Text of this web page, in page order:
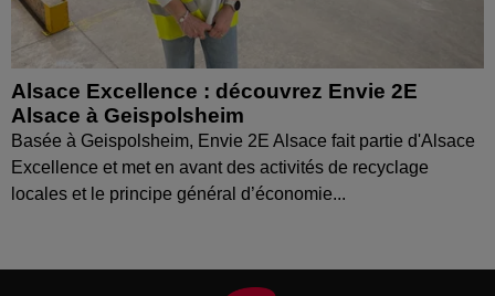
Alsace Excellence : découvrez Envie 2E
Alsace à Geispolsheim
Basée à Geispolsheim, Envie 2E Alsace fait partie d'Alsace
Excellence et met en avant des activités de recyclage
locales et le principe général d’économie...